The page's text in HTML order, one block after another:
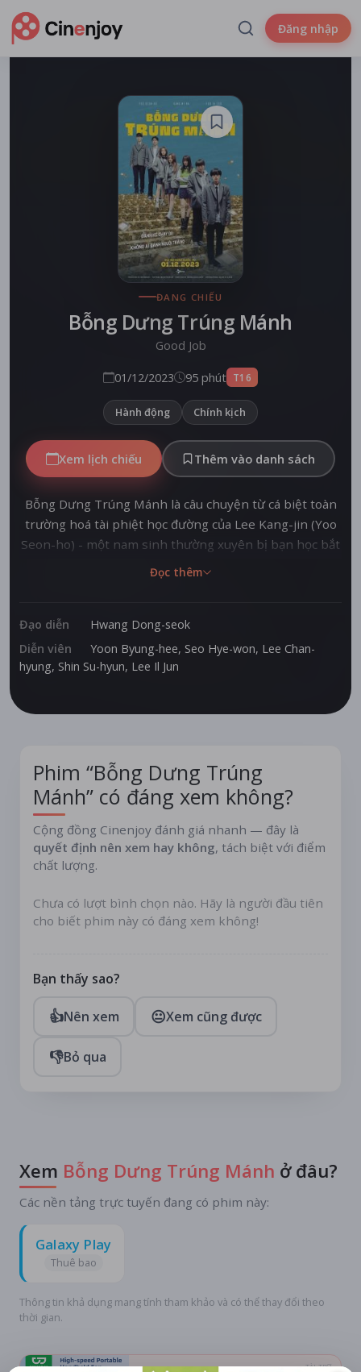
Đăng nhập
ĐANG CHIẾU
Bỗng Dưng Trúng Mánh
Good Job
01/12/2023 95 phút T16
Hành động Chính kịch
Xem lịch chiếu Thêm vào danh sách
Bỗng Dưng Trúng Mánh là câu chuyện từ cá biệt toàn
trường hoá tài phiệt học đường của Lee Kang-jin (Yoo
Seon-ho) - một nam sinh thường xuyên bị bạn học bắt
nạt. Tình cờ nhặt được chiếc phong bì chứa đầy tiền
mặt của ông trùm cho vay nặng lãi Rang (Yoon Byung-
Kang-jin những bài học đầu tiên về nghề cho vay siêu
lợi nhuận, từ đó biến cậu học trò lầm lì trở thành “chiến
thần tài chính”, đại gia mới nổi, “ông hoàng” cho vay
Đọc thêm
Đạo diễn
Hwang Dong-seok
Diễn viên
Yoon Byung-hee, Seo Hye-won, Lee Chan-
hyung, Shin Su-hyun, Lee Il Jun
Phim “Bỗng Dưng Trúng
Mánh” có đáng xem không?
Cộng đồng Cinenjoy đánh giá nhanh — đây là
quyết định nên xem hay không, tách biệt với điểm
chất lượng.
Chưa có lượt bình chọn nào. Hãy là người đầu tiên
cho biết phim này có đáng xem không!
Bạn thấy sao?
👍Nên xem 😐Xem cũng được
👎Bỏ qua
Xem Bỗng Dưng Trúng Mánh ở đâu?
Các nền tảng trực tuyến đang có phim này:
Galaxy Play
Thuê bao
Thông tin khả dụng mang tính tham khảo và có thể thay đổi theo
thời gian.
TÀI TRỢ